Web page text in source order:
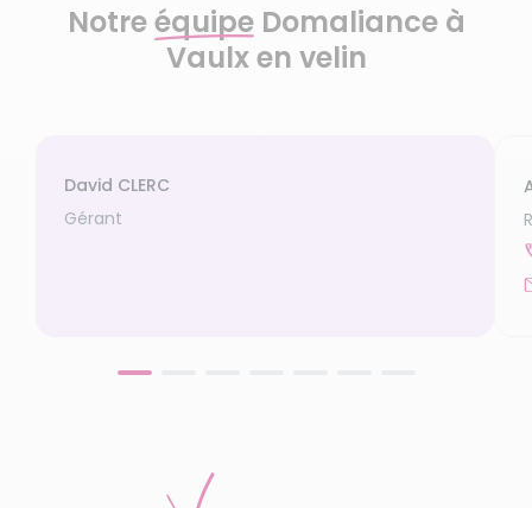
NotreéquipeDomaliance à
Vaulx en velin
David CLERC
Gérant